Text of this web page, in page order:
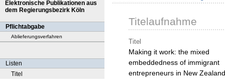
Elektronische Publikationen aus
dem Regierungsbezirk Köln
Pflichtabgabe
Ablieferungsverfahren
Listen
Titel
Titelaufnahme
Titel
Making it work: the mixed
embeddedness of immigrant
entrepreneurs in New Zealand